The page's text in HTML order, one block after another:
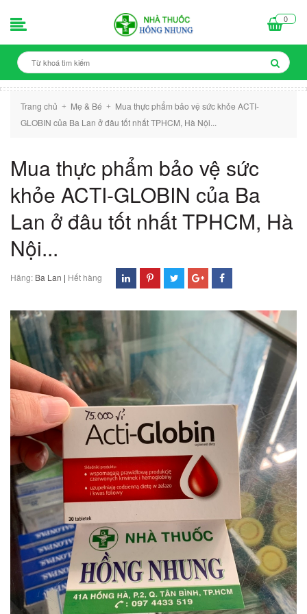
0
Trang chủ + Mẹ & Bé +
Mua thực phẩm bảo vệ sức khỏe ACTI-
GLOBIN của Ba Lan ở đâu tốt nhất TPHCM, Hà Nội...
Mua thực phẩm bảo vệ sức
khỏe ACTI-GLOBIN của Ba
Lan ở đâu tốt nhất TPHCM, Hà
Nội...
Hãng: Ba Lan | Hết hàng